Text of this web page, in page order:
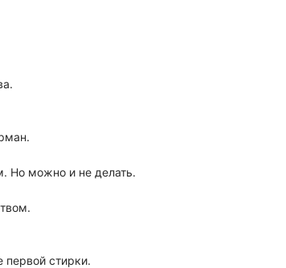
Но можно и не делать.
первой стирки.